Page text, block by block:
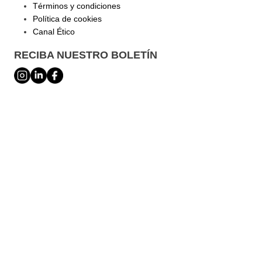
Términos y condiciones
Política de cookies
Canal Ético
RECIBA NUESTRO BOLETÍN